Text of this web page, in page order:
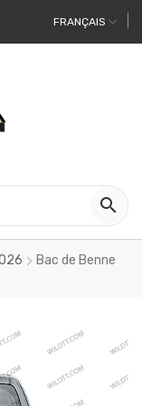
FRANÇAIS

Bac de Benne